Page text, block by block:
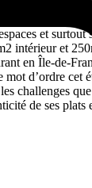
voient
et
intérieur et
en Île-de-
d’ordre cet
challenges
de ses plats